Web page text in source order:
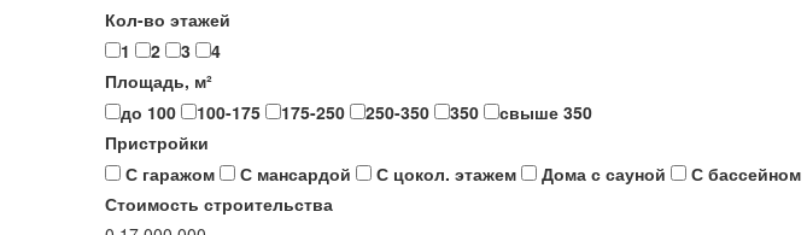
Кол-во этажей
1
2 3
4
Площадь, м²
до 100
100-175 175-250 250-350 350
свыше 350
Пристройки
С гаражом
С мансардой С цокол. этажем Дома с сауной
С бассейном
Стоимость строительства